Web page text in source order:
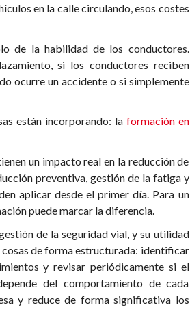
en la calle circulando, esos costes
de la habilidad de los conductores.
si los conductores reciben
ocurre un accidente o si simplemente
están incorporando: la formación en
un impacto real en la reducción de
preventiva, gestión de la fatiga y
aplicar desde el primer día. Para un
puede marcar la diferencia.
de la seguridad vial, y su utilidad
cosas de forma estructurada: identificar
y revisar periódicamente si el
del comportamiento de cada
y reduce de forma significativa los